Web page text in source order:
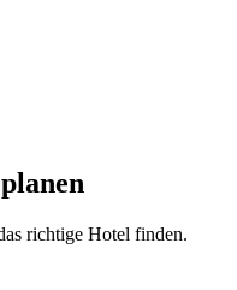
richtige Hotel finden.